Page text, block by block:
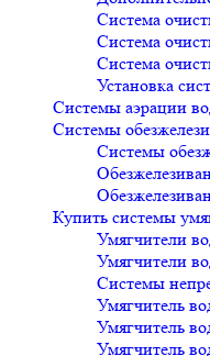
Система
Система
Система
Установка
Системы аэрации
Системы
Системы
Купить системы
Умягчители
Умягчители
Системы
Умягчитель
Умягчитель
Умягчитель